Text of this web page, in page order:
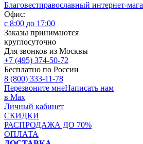
Благовестправославный интернет-
Офис:
с 8:00 до 17:00
Заказы принимаются
круглосуточно
Для звонков из Москвы
+7 (495) 374-50-72
Бесплатно по России
8 (800) 333-11-78
Перезвоните мнеНаписать нам
в Max
Личный кабинет
СКИДКИ
РАСПРОДАЖА ДО 70%
ОПЛАТА